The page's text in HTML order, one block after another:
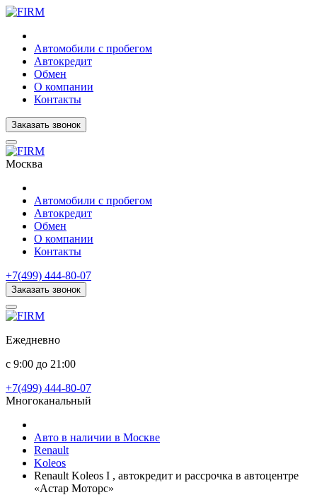
Автомобили с пробегом
Автокредит
Обмен
О компании
Контакты
Заказать звонок
Москва
Автомобили с пробегом
Автокредит
Обмен
О компании
Контакты
+7(499) 444-80-07
Заказать звонок
Ежедневно
с 9:00 до 21:00
+7(499) 444-80-07
Многоканальный
Авто в наличии в Москве
Renault
Koleos
Renault Koleos I , автокредит и рассрочка в автоцентре
«Астар Моторс»